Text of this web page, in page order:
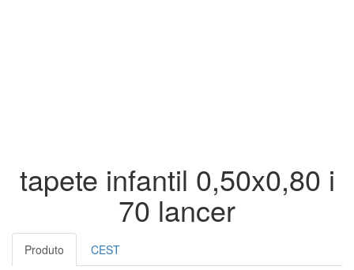
tapete infantil 0,50x0,80 i
70 lancer
Produto CEST